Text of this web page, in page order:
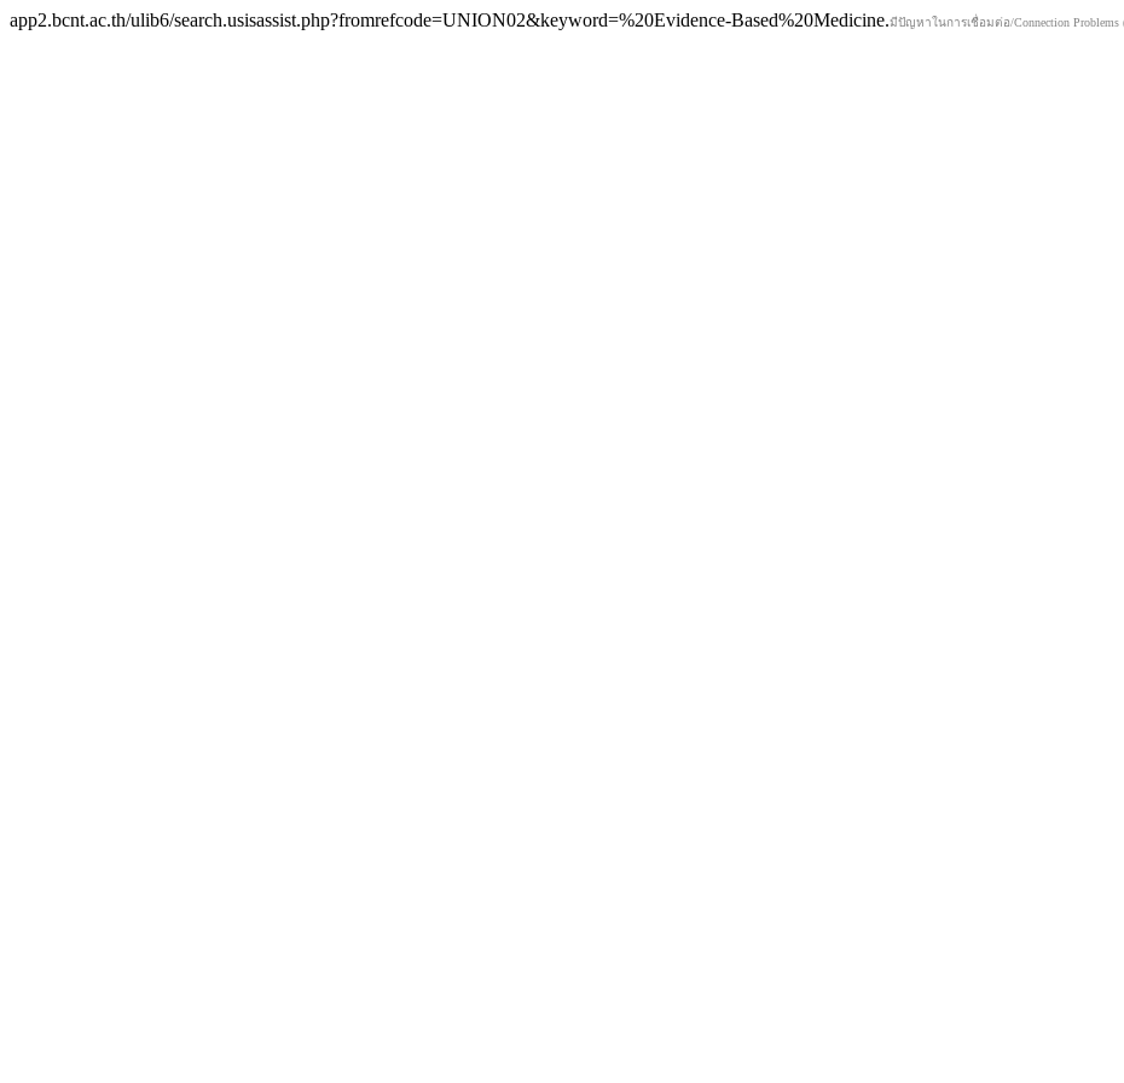
app2.bcnt.ac.th/ulib6/search.usisassist.php?fromrefcode=UNION02&keyword=%20Evidence-Based%20Medicine.มีปัญหาในการเชื่อมต่อ/Connection Problems